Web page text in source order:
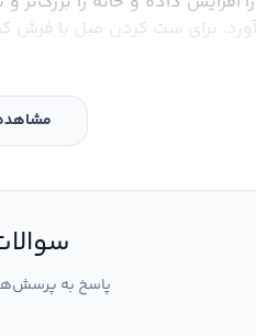
برای ست کردن مبل با فرش
پاسخ به